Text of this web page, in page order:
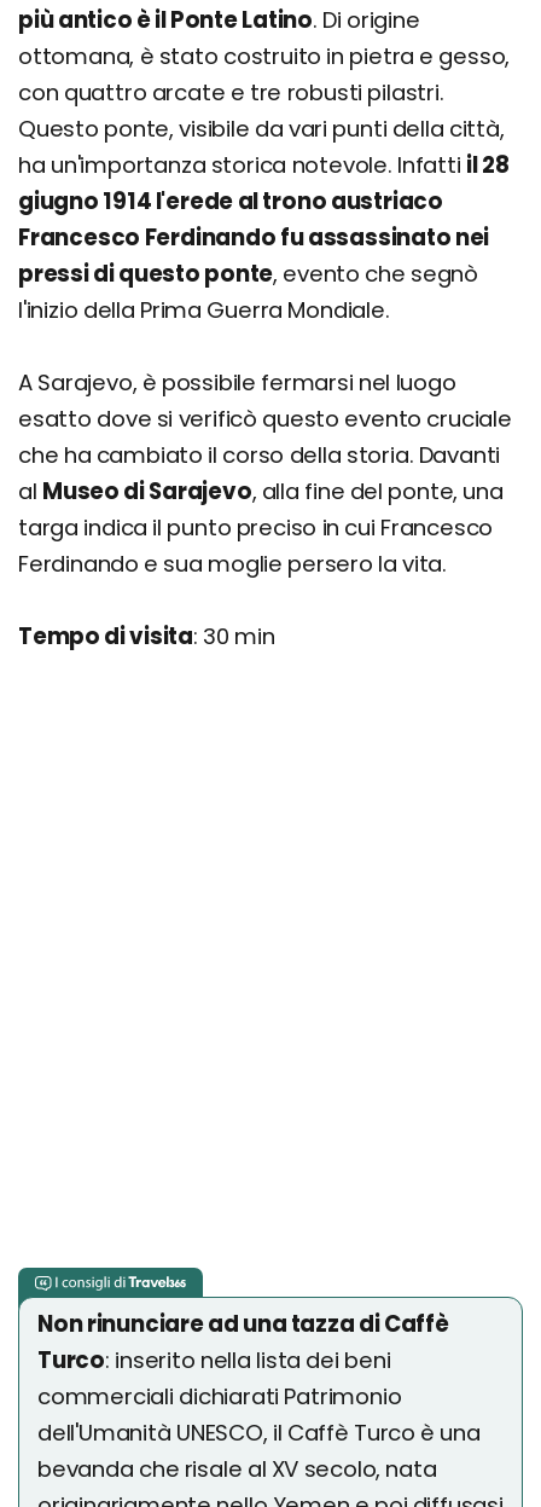
più antico è il Ponte Latino. Di origine
ottomana, è stato costruito in pietra e gesso,
con quattro arcate e tre robusti pilastri.
Questo ponte, visibile da vari punti della città,
ha un'importanza storica notevole. Infatti il 28
giugno 1914 l'erede al trono austriaco
Francesco Ferdinando fu assassinato nei
pressi di questo ponte, evento che segnò
l'inizio della Prima Guerra Mondiale.
A Sarajevo, è possibile fermarsi nel luogo
esatto dove si verificò questo evento cruciale
che ha cambiato il corso della storia. Davanti
al Museo di Sarajevo, alla fine del ponte, una
targa indica il punto preciso in cui Francesco
Ferdinando e sua moglie persero la vita.
Tempo di visita: 30 min
Non rinunciare ad una tazza di Caffè
Turco: inserito nella lista dei beni
commerciali dichiarati Patrimonio
dell'Umanità UNESCO, il Caffè Turco è una
bevanda che risale al XV secolo, nata